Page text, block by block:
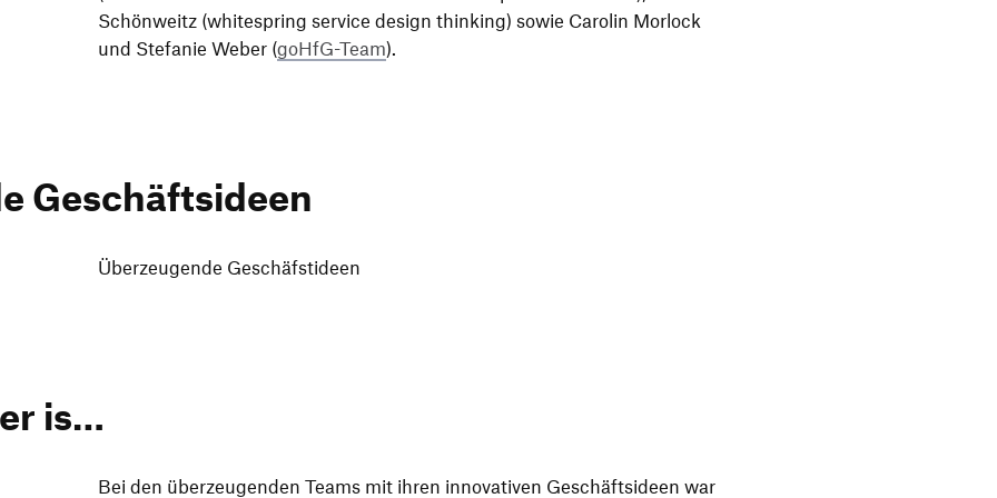
Schön­weitz (white­spring service design thin­king) sowie Carolin Morlock
und Stefanie Weber (goHfG-Team).
Geschäftsideen
Über­zeu­gende Geschäfstideen
is…
Bei den über­zeu­genden Teams mit ihren inno­va­tiven Geschäfts­ideen war